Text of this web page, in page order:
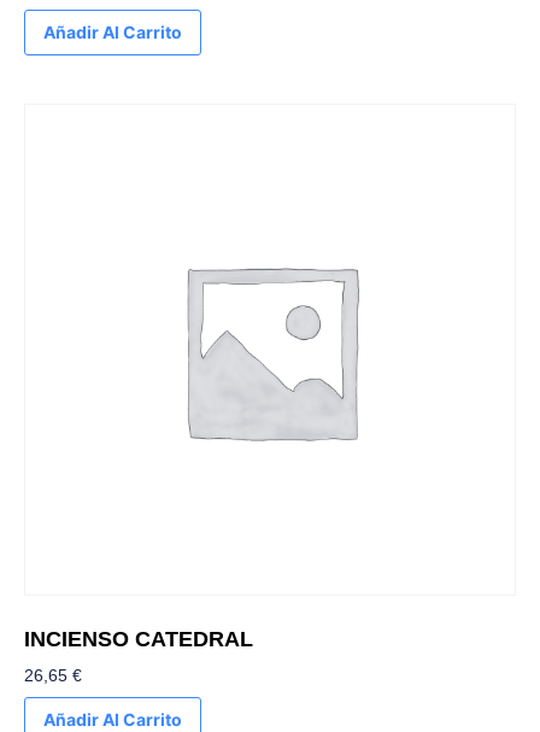
Añadir Al Carrito
INCIENSO CATEDRAL
26,65 €
Añadir Al Carrito